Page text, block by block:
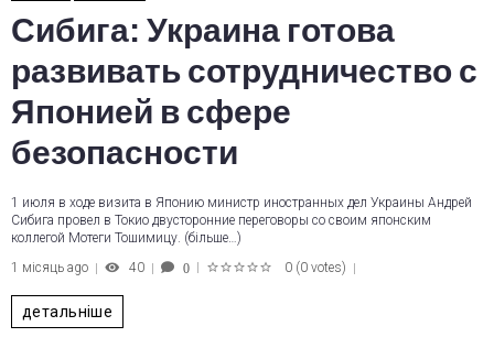
Сибига: Украина готова
развивать сотрудничество с
Японией в сфере
безопасности
1 июля в ходе визита в Японию министр иностранных дел Украины Андрей
Сибига провел в Токио двусторонние переговоры со своим японским
коллегой Мотеги Тошимицу. (більше…)
1 місяць ago
40 0 0 (0 votes)
детальніше